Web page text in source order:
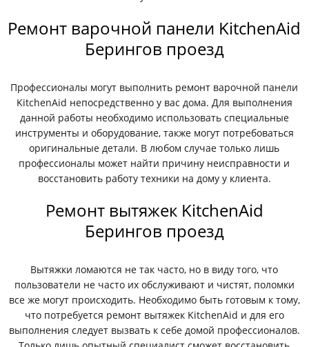
Ремонт варочной панели KitchenAid
Берингов проезд
Профессионалы могут выполнить ремонт варочной панели
KitchenAid непосредственно у вас дома. Для выполнения
данной работы необходимо использовать специальные
инструменты и оборудование, также могут потребоваться
оригинальные детали. В любом случае только лишь
профессионалы может найти причину неисправности и
восстановить работу техники на дому у клиента.
Ремонт вытяжек KitchenAid
Берингов проезд
Вытяжки ломаются не так часто, но в виду того, что
пользователи не часто их обслуживают и чистят, поломки
все же могут происходить. Необходимо быть готовым к тому,
что потребуется ремонт вытяжек KitchenAid и для его
выполнения следует вызвать к себе домой профессионалов.